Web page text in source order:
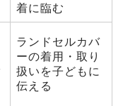
着に臨む
ランドセルカバ
ーの着用・取り
扱いを子どもに
伝える